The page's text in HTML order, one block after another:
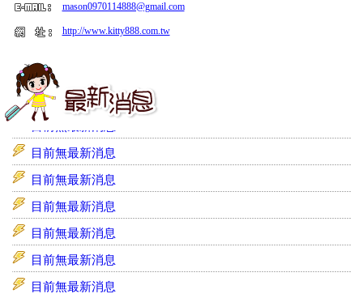
mason0970114888@gmail.com
http://www.kitty888.com.tw
目前無最新消息
目前無最新消息
目前無最新消息
目前無最新消息
目前無最新消息
目前無最新消息
目前無最新消息
目前無最新消息
目前無最新消息